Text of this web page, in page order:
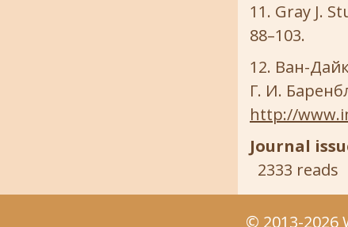
Gray J.
88–103.
Ван-
Г. И.
http://
Journal
2333 reads
© 2013-2026